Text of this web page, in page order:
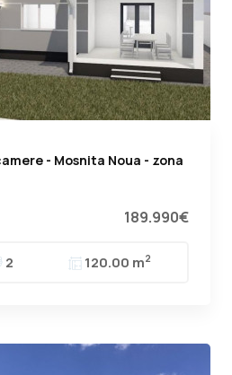
- Mosnita Noua - zona
189.990€
2 120.00 m2